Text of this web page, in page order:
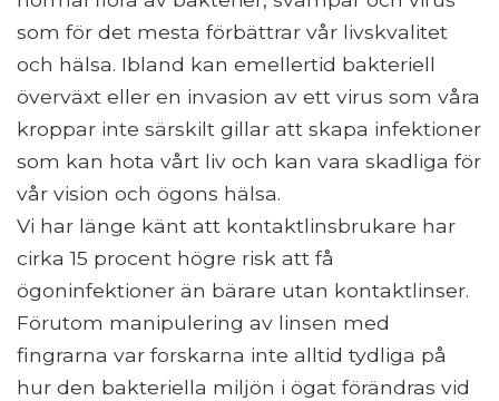
som för det mesta förbättrar vår livskvalitet
och hälsa. Ibland kan emellertid bakteriell
överväxt eller en invasion av ett virus som våra
kroppar inte särskilt gillar att skapa infektioner
som kan hota vårt liv och kan vara skadliga för
vår vision och ögons hälsa.
Vi har länge känt att kontaktlinsbrukare har
cirka 15 procent högre risk att få
ögoninfektioner än bärare utan kontaktlinser.
Förutom manipulering av linsen med
fingrarna var forskarna inte alltid tydliga på
hur den bakteriella miljön i ögat förändras vid